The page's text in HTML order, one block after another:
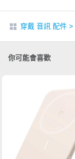
穿戴 音訊 配件 >
你可能會喜歡